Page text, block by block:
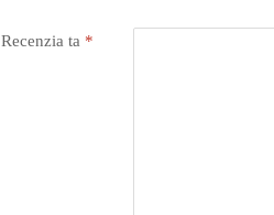
Recenzia ta *